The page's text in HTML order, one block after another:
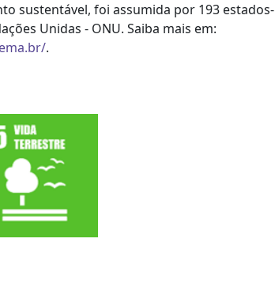
sustentável, foi assumida por 193 estados-
Unidas - ONU. Saiba mais em:
.